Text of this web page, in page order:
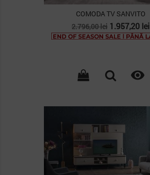
COMODA TV SANVITO
Pret
de
2.796,00 lei Pret
1.957,20 lei
